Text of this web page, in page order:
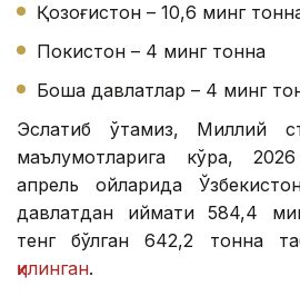
Қозоғистон – 10,6 минг
Покистон – 4 минг тонна
Бошқа давлатлар – 4 минг
Эслатиб ўтамиз, Миллий
маълумотларига кўра,
апрель ойларида
давлатдан қиймати 584,4
тенг бўлган 642,2 тонна
қилинган.